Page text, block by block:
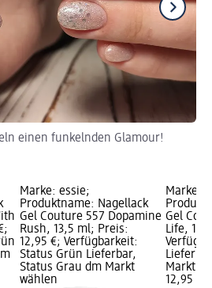
einen funkelnden Glamour!
Marke: essie;
Produktname: Nagellack
Gel Couture 557 Dopamine
Rush, 13,5 ml; Preis:
12,95 €; Verfügbarkeit:
Status Grün Lieferbar,
Status Grau dm Markt
wählen
Marke:
Gel
Life,
Markt
12,95 €